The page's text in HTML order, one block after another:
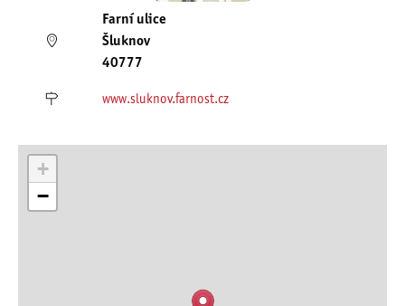
Farní ulice
Šluknov
40777
www.sluknov.farnost.cz
+
−